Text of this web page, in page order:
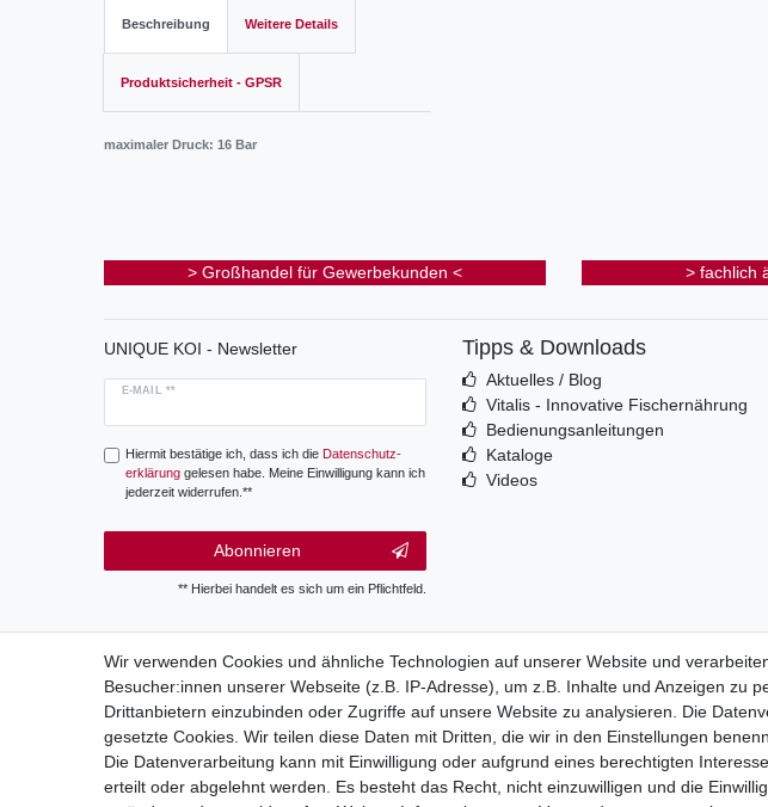
Beschreibung Weitere Details
Produktsicherheit - GPSR
maximaler Druck: 16 Bar
> Großhandel für Gewerbekunden < > fachlich
UNIQUE KOI - Newsletter
E-MAIL **
Hiermit bestätige ich, dass ich die Daten­schutz­
erklärunggelesen habe. Meine Einwilligung kann ich
jederzeit widerrufen.**
Abonnieren
** Hierbei handelt es sich um ein Pflichtfeld.
Tipps & Downloads
Aktuelles / Blog
Vitalis - Innovative Fischernährung
Bedienungsanleitungen
Kataloge
Videos
Widerrufs­recht Impressum
Wir verwenden Cookies und ähnliche Technologien auf unserer Website und
Besucher:innen unserer Webseite (z.B. IP-Adresse), um z.B. Inhalte und Anzeigen zu
Drittanbietern einzubinden oder Zugriffe auf unsere Website zu analysieren. Die
gesetzte Cookies. Wir teilen diese Daten mit Dritten, die wir in den Einstellungen
Die Datenverarbeitung kann mit Einwilligung oder aufgrund eines berechtigten
erteilt oder abgelehnt werden. Es besteht das Recht, nicht einzuwilligen und die